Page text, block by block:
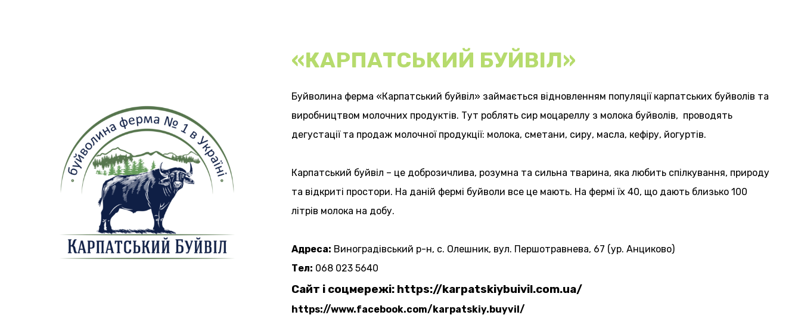
«КАРПАТСЬКИЙ БУЙВІЛ»
Буйволина ферма «Карпатський буйвіл» займається відновленням популяції карпатських буйволів та
виробництвом молочних продуктів. Тут роблять сир моцареллу з молока буйволів, проводять
дегустації та продаж молочної продукції: молока, сметани, сиру, масла, кефіру, йогуртів.
Карпатський буйвіл – це доброзичлива, розумна та сильна тварина, яка любить спілкування, природу
та відкриті простори. На даній фермі буйволи все це мають. На фермі їх 40, що дають близько 100
літрів молока на добу.
Адреса: Виноградівський р-н, с. Олешник, вул. Першотравнева, 67 (ур. Анциково)
Тел: 068 023 5640
Сайт і соцмережі: https://karpatskiybuivil.com.ua/
https://www.facebook.com/karpatskiy.buyvil/